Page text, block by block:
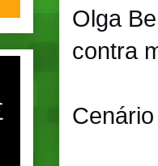
Olga
contra